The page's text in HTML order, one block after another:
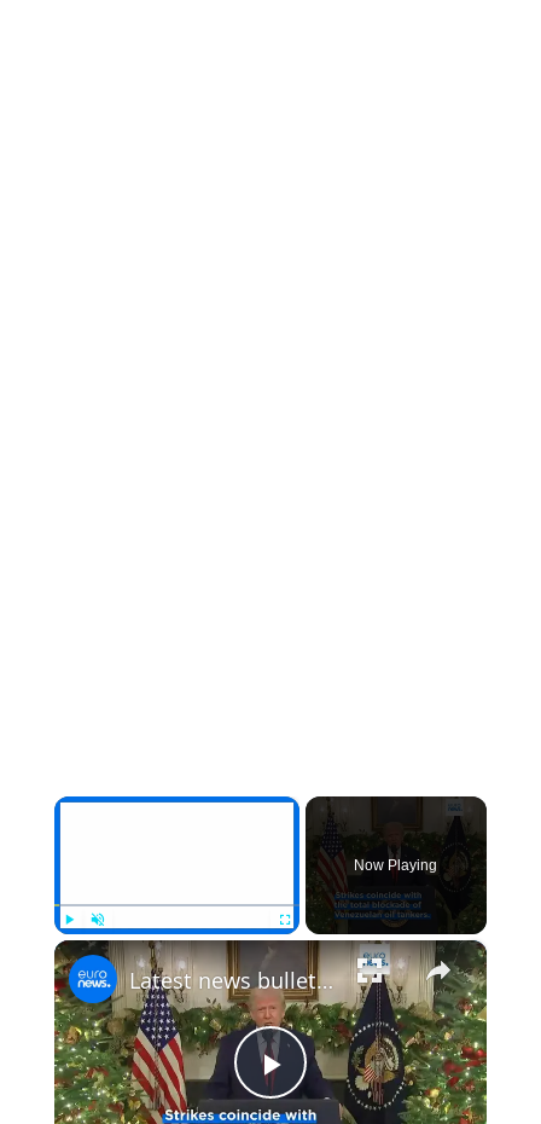
×
Play Unmute Fullscreen
Now Playing
×
Play
Latest news bulletin | December 20th, 2025 – Morning